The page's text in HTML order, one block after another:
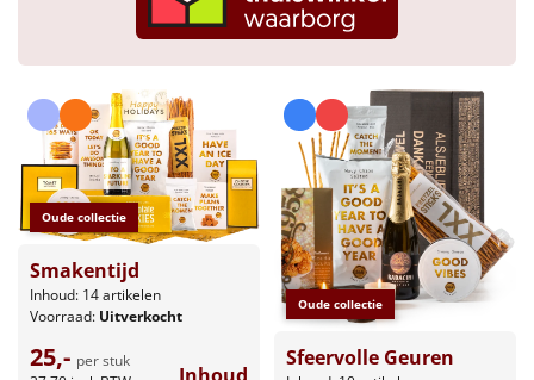
NIEUW
Deken (fleece plaid)
Alle artikelen
Overige
Ideeën
Personeel
Doe het zelf
Oude collectie
Smakentijd
Inhoud: 14 artikelen
Voorraad: Uitverkocht
25,- per stuk
Inhoud
Oude collectie
Sfeervolle Geuren